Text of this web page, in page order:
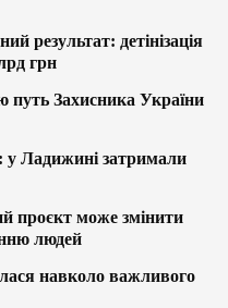
результат: детінізація
грн
путь Захисника України
у Ладижині затримали
проєкт може змінити
людей
навколо важливого